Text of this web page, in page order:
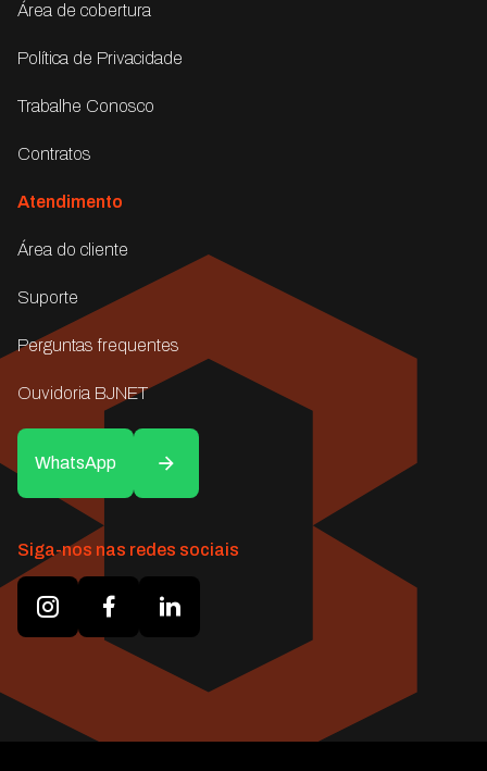
Área de cobertura
Política de Privacidade
Trabalhe Conosco
Contratos
Atendimento
Área do cliente
Suporte
Perguntas frequentes
Ouvidoria BJNET
WhatsApp
Siga-nos nas redes sociais